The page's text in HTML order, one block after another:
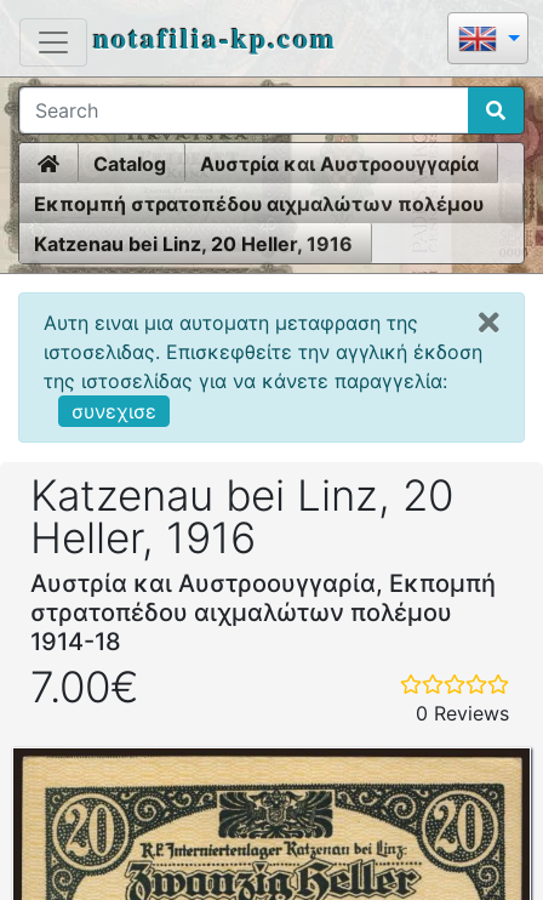
notafilia-kp.com
HomeCatalog
Αυστρία και Αυστροουγγαρία
Εκπομπή στρατοπέδου αιχμαλώτων πολέμου
1914-18
Katzenau bei Linz, 20 Heller, 1916
Αυτη ειναι μια αυτοματη μεταφραση της
ιστοσελιδας. Επισκεφθείτε την αγγλική έκδοση
της ιστοσελίδας για να κάνετε παραγγελία:
συνεχισε
Katzenau bei Linz, 20
Heller, 1916
Αυστρία και Αυστροουγγαρία, Εκπομπή
στρατοπέδου αιχμαλώτων πολέμου
1914-18
7.00€
0 Reviews